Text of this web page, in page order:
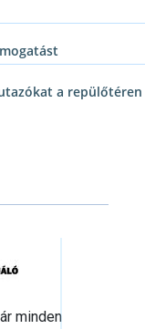
a repülőtéren
minden